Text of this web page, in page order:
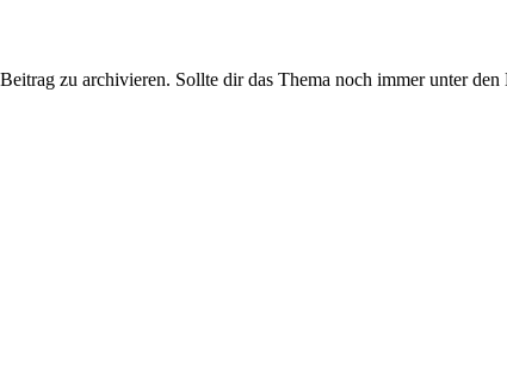
zu archivieren. Sollte dir das Thema noch immer unter